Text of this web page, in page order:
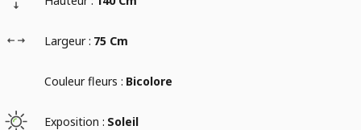
Largeur : 75 Cm
Couleur fleurs : Bicolore
Exposition : Soleil